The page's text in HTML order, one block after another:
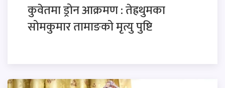
कुवेतमा ड्रोन आक्रमण : तेह्रथुमका
सोमकुमार तामाङको मृत्यु पुष्टि